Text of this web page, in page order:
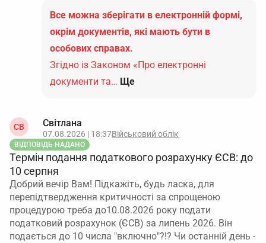
Все можна зберігати в електронній формі,
окрім документів, які мають бути в
особових справах.
Згідно із Законом «Про електронні
документи та… Ще
СВ Світлана
07.08.2026 | 18:37Військовий облік
ВІДПОВІДЬ НАДАНО
Термін подання податкового розрахунку ЄСВ: до
10 серпня
Добрий вечір Вам! Підкажіть, будь ласка, для
перепідтвердження критичності за спрощеною
процедурою треба до10.08.2026 року подати
податковий розрахунок (ЄСВ) за липень 2026. Він
подається до 10 числа "включно"?!? Чи останній день -